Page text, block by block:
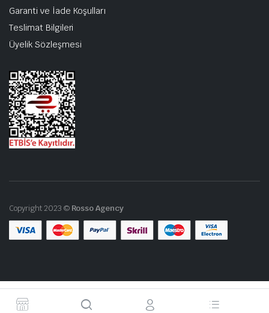
Garanti ve İade Koşulları
Teslimat Bilgileri
Üyelik Sözleşmesi
Copyright 2023 © Rosso Agency